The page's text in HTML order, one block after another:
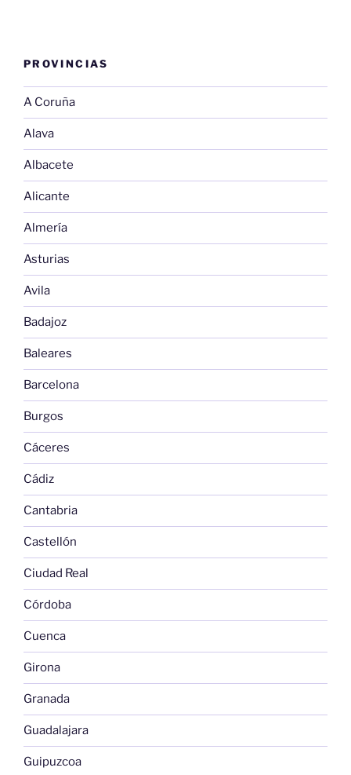
PROVINCIAS
A Coruña
Alava
Albacete
Alicante
Almería
Asturias
Avila
Badajoz
Baleares
Barcelona
Burgos
Cáceres
Cádiz
Cantabria
Castellón
Ciudad Real
Córdoba
Cuenca
Girona
Granada
Guadalajara
Guipuzcoa